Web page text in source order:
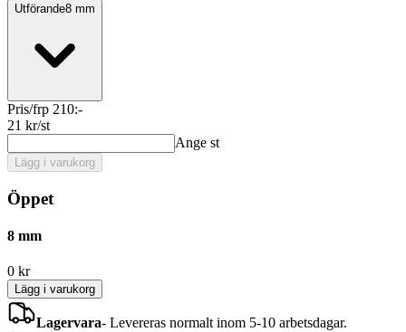
Utförande8 mm
Pris/frp 210:-
21 kr/st
Ange st
Lägg i varukorg
Öppet
8 mm
0 kr
Lägg i varukorg
Lagervara- Levereras normalt inom 5-10 arbetsdagar.